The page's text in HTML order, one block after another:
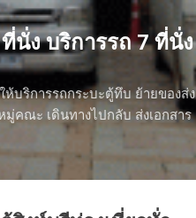
นั่ง บริการรถ 7 ที่นั่ง
ห้บริการรถกระบะตู้ทึบ ย้ายของส่ง
คณะ เดินทางไปกลับ ส่งเอกสาร